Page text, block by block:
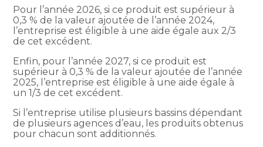
Pour l’année 2026, si ce produit est supérieur à
0,3 % de la valeur ajoutée de l’année 2024,
l’entreprise est éligible à une aide égale aux 2/3
de cet excédent.
Enfin, pour l’année 2027, si ce produit est
supérieur à 0,3 % de la valeur ajoutée de l’année
2025, l’entreprise est éligible à une aide égale à
un 1/3 de cet excédent.
Si l’entreprise utilise plusieurs bassins dépendant
de plusieurs agences d’eau, les produits obtenus
pour chacun sont additionnés.